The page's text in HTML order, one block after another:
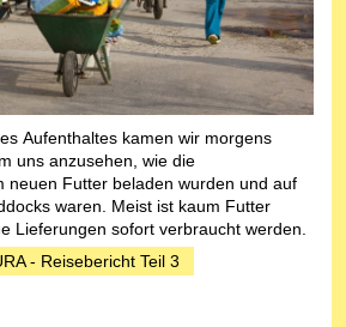
Aufenthaltes kamen wir morgens
uns anzusehen, wie die
neuen Futter beladen wurden und auf
waren. Meist ist kaum Futter
Lieferungen sofort verbraucht werden.
- Reisebericht Teil 3